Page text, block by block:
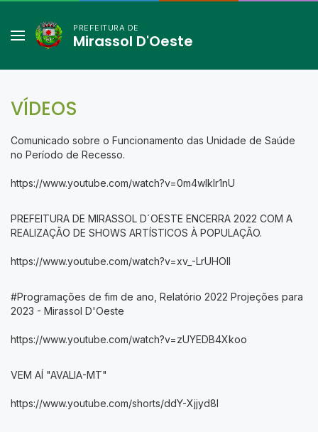
PREFEITURA DE
Mirassol D'Oeste
VÍDEOS
Comunicado sobre o Funcionamento das Unidade de Saúde
no Período de Recesso.
https://www.youtube.com/watch?v=0m4wIklr1nU
PREFEITURA DE MIRASSOL D´OESTE ENCERRA 2022 COM A
REALIZAÇÃO DE SHOWS ARTÍSTICOS À POPULAÇÃO.
https://www.youtube.com/watch?v=xv_-LrUHOII
#Programações de fim de ano, Relatório 2022 Projeções para
2023 - Mirassol D'Oeste
https://www.youtube.com/watch?v=zUYEDB4Xkoo
VEM AÍ "AVALIA-MT"
https://www.youtube.com/shorts/ddY-Xjjyd8I